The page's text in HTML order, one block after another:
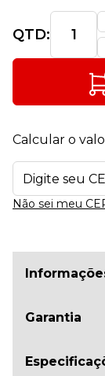
QTD:
Calcular o
Não sei meu
Garantia